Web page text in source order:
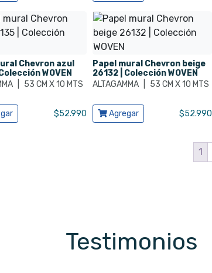
Chevron azul
WOVEN
53 CM X 10 MTS
$52.990
Papel mural Chevron beige
26132 | Colección WOVEN
ALTAGAMMA
53 CM X 10 MTS
Ver producto
Agregar $52.990
1
Testimonios